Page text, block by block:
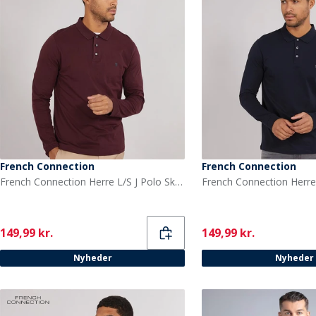
French Connection
French Connection Herre L/S J Polo Skjorte Chateaux/Marine
Current
149,99 kr.
Nyheder
French Connection
Current
149,99 kr.
Nyheder